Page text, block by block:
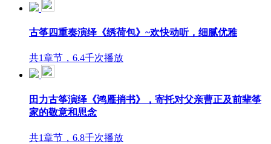
古筝四重奏演绎《绣荷包》~欢快动听，细腻优雅
共1章节，6.4千次播放
田力古筝演绎《鸿雁捎书》，寄托对父亲曹正及前辈筝
家的敬意和思念
共1章节，6.8千次播放